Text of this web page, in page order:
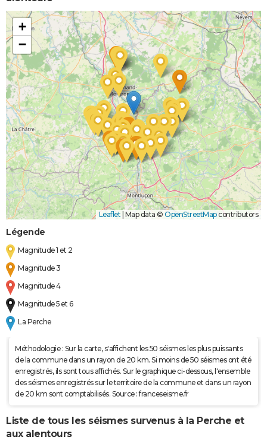
+
−
Leaflet | Map data © OpenStreetMapcontributors
Légende
Magnitude 1 et 2
Magnitude 3
Magnitude 4
Magnitude 5 et 6
La Perche
Méthodologie : Sur la carte, s'affichent les 50 séismes les plus puissants
de la commune dans un rayon de 20 km. Si moins de 50 séismes ont été
enregistrés, ils sont tous affichés. Sur le graphique ci-dessous, l'ensemble
des séismes enregistrés sur le territoire de la commune et dans un rayon
de 20 km sont comptabilisés. Source : franceseisme.fr
Liste de tous les séismes survenus à la Perche et
aux alentours